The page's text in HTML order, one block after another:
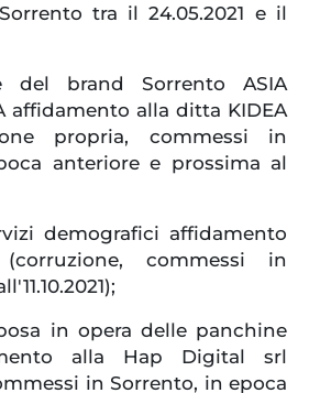
tra il 24.05.2021 e il
del brand Sorrento ASIA
affidamento alla ditta KIDEA
propria, commessi in
anteriore e prossima al
demografici affidamento
(corruzione, commessi in
in opera delle panchine
alla Hap Digital srl
in Sorrento, in epoca